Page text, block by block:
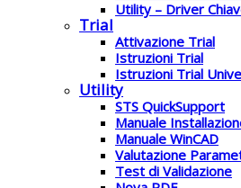
Utility – Driver
Trial
Attivazione Trial
Istruzioni Trial
Istruzioni Trial
Utility
STS QuickSupport
Manuale
Manuale WinCAD
Valutazione
Test di Validazione